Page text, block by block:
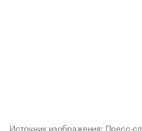
Источник изображения: Пресс-